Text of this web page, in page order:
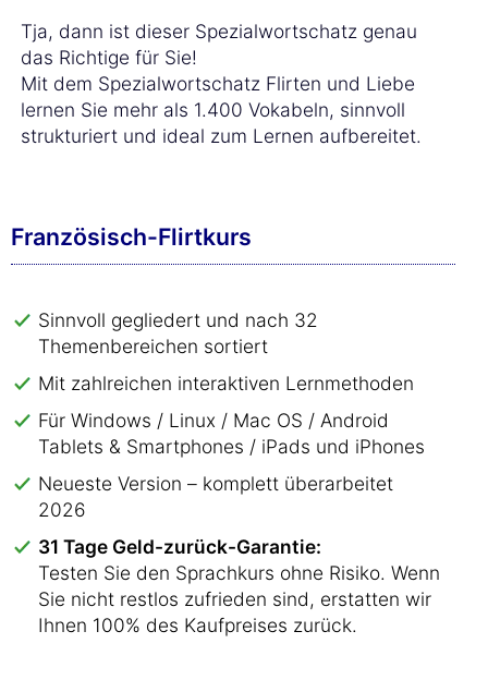
Tja, dann ist dieser Spezialwortschatz genau
das Richtige für Sie!
Mit dem Spezialwortschatz Flirten und Liebe
lernen Sie mehr als 1.400 Vokabeln, sinnvoll
strukturiert und ideal zum Lernen aufbereitet.
Französisch-Flirtkurs
Sinnvoll gegliedert und nach 32
Themenbereichen sortiert
Mit zahlreichen interaktiven Lernmethoden
Für Windows / Linux / Mac OS / Android
Tablets & Smartphones / iPads und iPhones
Neueste Version – komplett überarbeitet
2026
31 Tage Geld-zurück-Garantie:
Testen Sie den Sprachkurs ohne Risiko. Wenn
Sie nicht restlos zufrieden sind, erstatten wir
Ihnen 100% des Kaufpreises zurück.